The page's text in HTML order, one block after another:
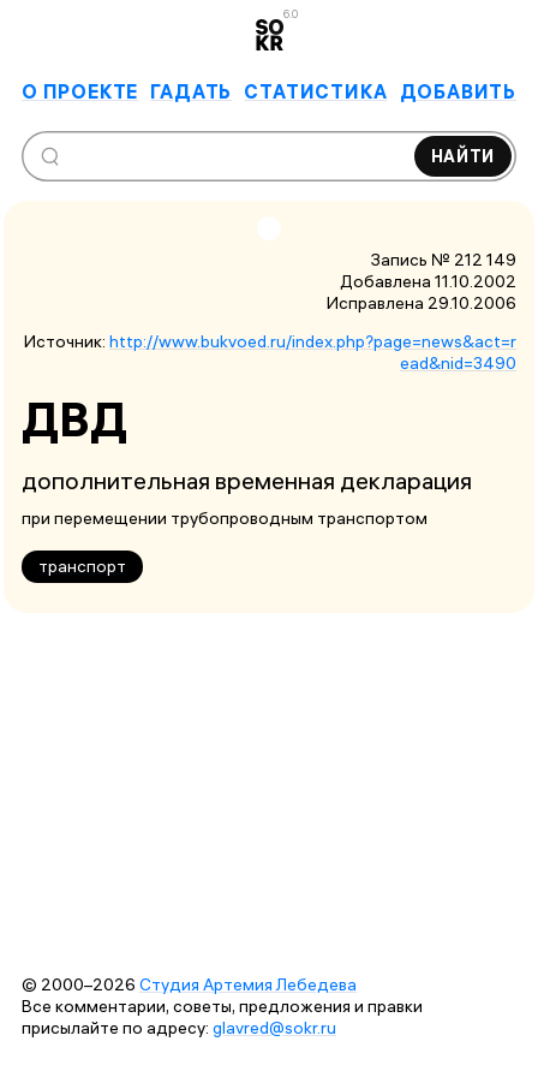
6.0
О ПРОЕКТЕ ГАДАТЬ СТАТИСТИКА ДОБАВИТЬ
НАЙТИ
Запись № 212 149
Добавлена 11.10.2002
Исправлена 29.10.2006
Источник: http://www.bukvoed.ru/index.php?page=news&act=r
ead&nid=3490
ДВД
дополнительная временная декларация
при перемещении трубопроводным транспортом
транспорт
© 2000–2026 Студия Артемия Лебедева
Все комментарии, советы, предложения и правки
присылайте по адресу: glavred@sokr.ru